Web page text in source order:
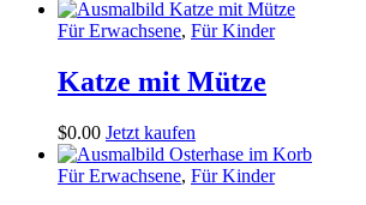
Für Erwachsene, Für Kinder
Katze mit Mütze
$0.00 Jetzt kaufen
Für Erwachsene, Für Kinder